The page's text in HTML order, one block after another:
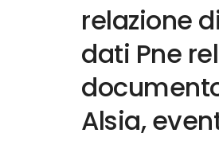
relazione
dati Pne
Alsia,